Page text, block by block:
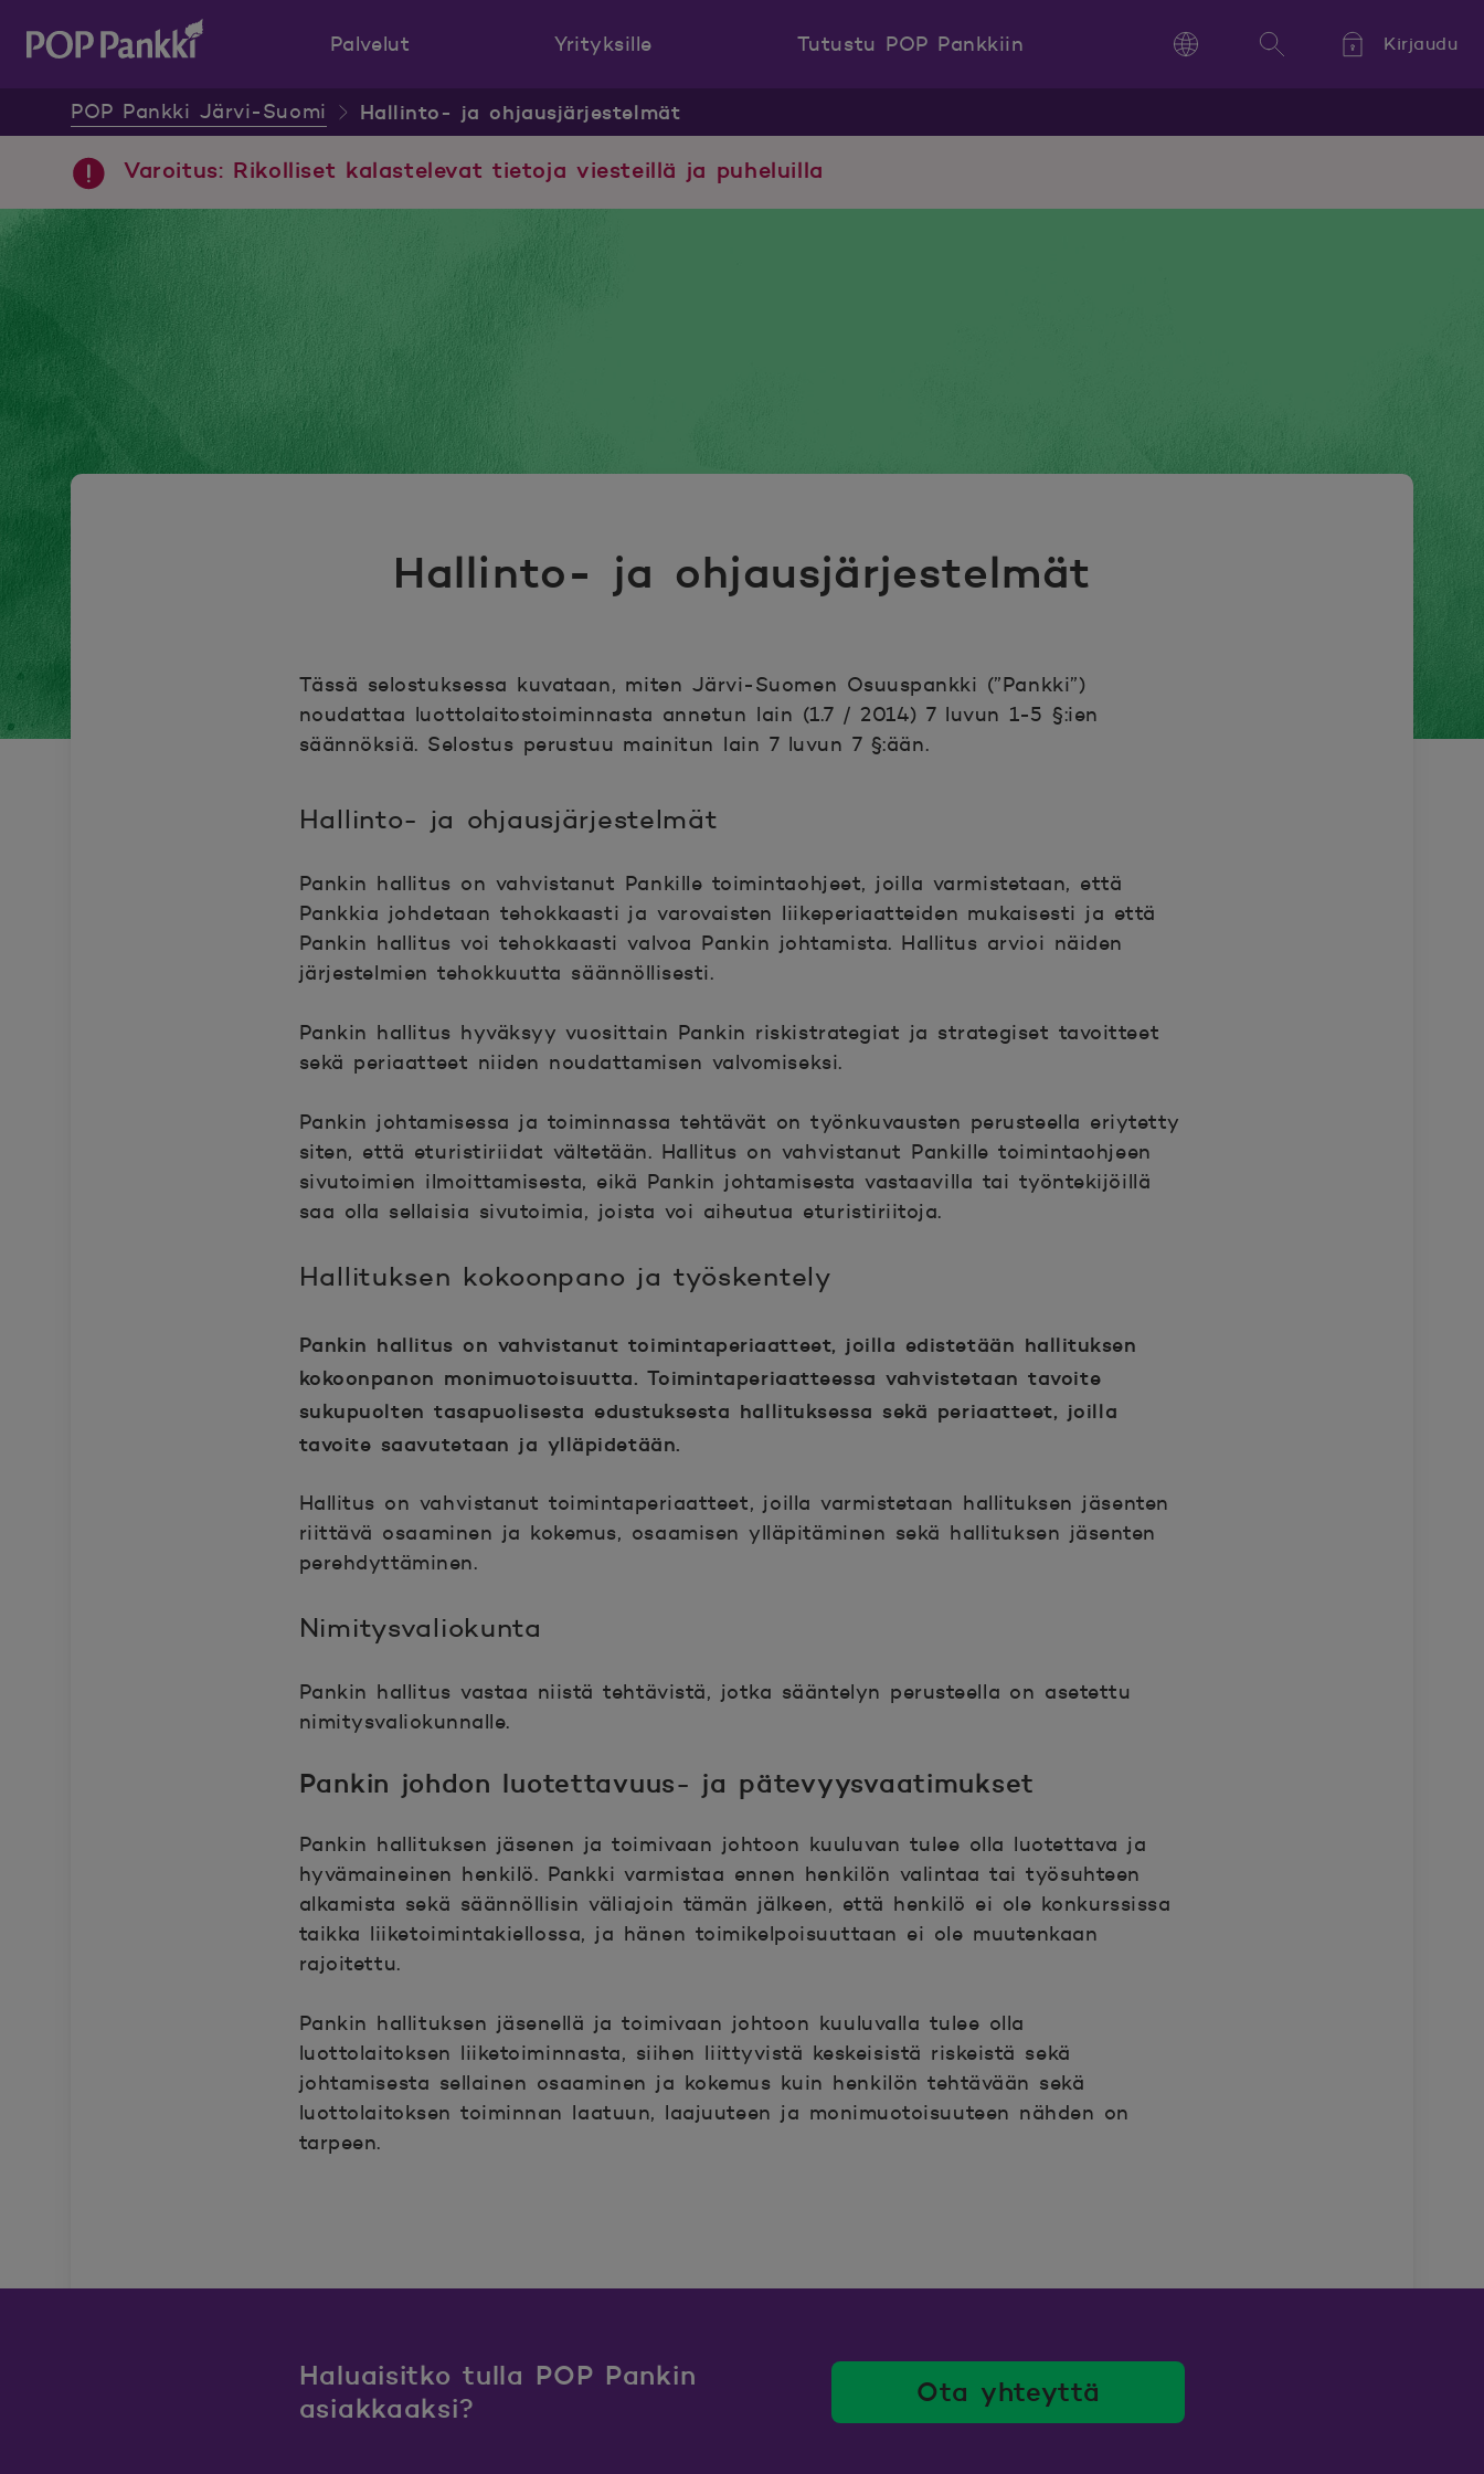
Palvelut Yrityksille
Tutustu POP Pankkiin
Language
Language Hae
Kirjaudu
POP Pankki Järvi-Suomi Hallinto- ja ohjausjärjestelmät
Varoitus: Rikolliset kalastelevat tietoja viesteillä ja puheluilla
Hallinto- ja ohjausjärjestelmät
Tässä selostuksessa kuvataan, miten Järvi-Suomen Osuuspankki (”Pankki”)
noudattaa luottolaitostoiminnasta annetun lain (1.7 / 2014) 7 luvun 1-5 §:ien
säännöksiä. Selostus perustuu mainitun lain 7 luvun 7 §:ään.
Hallinto- ja ohjausjärjestelmät
Pankin hallitus on vahvistanut Pankille toimintaohjeet, joilla varmistetaan, että
Pankkia johdetaan tehokkaasti ja varovaisten liikeperiaatteiden mukaisesti ja että
Pankin hallitus voi tehokkaasti valvoa Pankin johtamista. Hallitus arvioi näiden
järjestelmien tehokkuutta säännöllisesti.
Pankin hallitus hyväksyy vuosittain Pankin riskistrategiat ja strategiset tavoitteet
sekä periaatteet niiden noudattamisen valvomiseksi.
Pankin johtamisessa ja toiminnassa tehtävät on työnkuvausten perusteella eriytetty
siten, että eturistiriidat vältetään. Hallitus on vahvistanut Pankille toimintaohjeen
sivutoimien ilmoittamisesta, eikä Pankin johtamisesta vastaavilla tai työntekijöillä
saa olla sellaisia sivutoimia, joista voi aiheutua eturistiriitoja.
Hallituksen kokoonpano ja työskentely
Pankin hallitus on vahvistanut toimintaperiaatteet, joilla edistetään hallituksen
kokoonpanon monimuotoisuutta. Toimintaperiaatteessa vahvistetaan tavoite
sukupuolten tasapuolisesta edustuksesta hallituksessa sekä periaatteet, joilla
tavoite saavutetaan ja ylläpidetään.
Hallitus on vahvistanut toimintaperiaatteet, joilla varmistetaan hallituksen jäsenten
riittävä osaaminen ja kokemus, osaamisen ylläpitäminen sekä hallituksen jäsenten
perehdyttäminen.
Nimitysvaliokunta
Pankin hallitus vastaa niistä tehtävistä, jotka sääntelyn perusteella on asetettu
nimitysvaliokunnalle.
Pankin johdon luotettavuus- ja pätevyysvaatimukset
Pankin hallituksen jäsenen ja toimivaan johtoon kuuluvan tulee olla luotettava ja
hyvämaineinen henkilö. Pankki varmistaa ennen henkilön valintaa tai työsuhteen
alkamista sekä säännöllisin väliajoin tämän jälkeen, että henkilö ei ole konkurssissa
taikka liiketoimintakiellossa, ja hänen toimikelpoisuuttaan ei ole muutenkaan
rajoitettu.
Pankin hallituksen jäsenellä ja toimivaan johtoon kuuluvalla tulee olla
luottolaitoksen liiketoiminnasta, siihen liittyvistä keskeisistä riskeistä sekä
johtamisesta sellainen osaaminen ja kokemus kuin henkilön tehtävään sekä
luottolaitoksen toiminnan laatuun, laajuuteen ja monimuotoisuuteen nähden on
tarpeen.
Haluaisitko tulla POP Pankin
asiakkaaksi?
Ota yhteyttä